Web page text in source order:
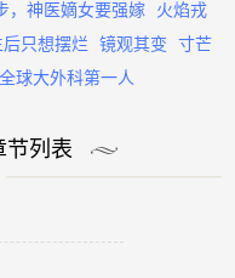
，神医嫡女要强嫁
火焰戎
只想摆烂 镜观其变
寸芒
球大外科第一人
节列表